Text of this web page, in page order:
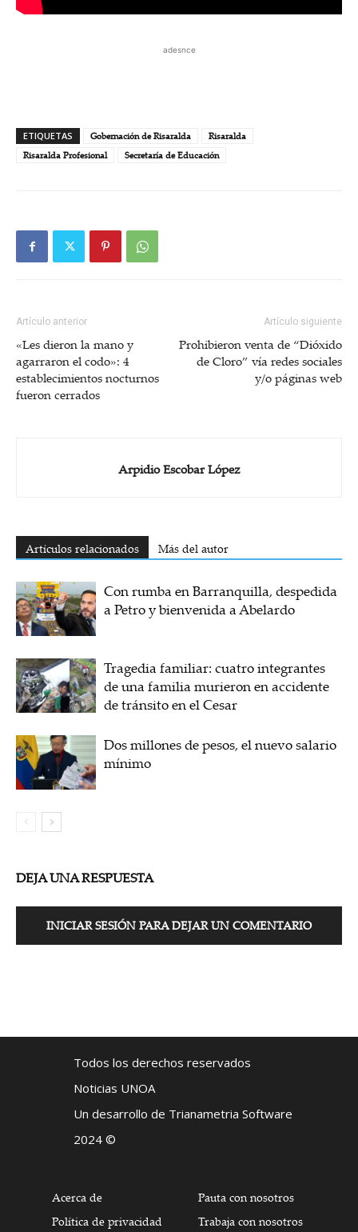
adesnce
ETIQUETAS Gobernación de Risaralda
Risaralda
Risaralda Profesional
Secretaría de Educación
Artículo anterior
«Les dieron la mano y
agarraron el codo»: 4
establecimientos nocturnos
fueron cerrados
Artículo siguiente
Prohibieron venta de “Dióxido
de Cloro” vía redes sociales
y/o páginas web
Arpidio Escobar López
Artículos relacionados Más del autor
Con rumba en Barranquilla, despedida
a Petro y bienvenida a Abelardo
Tragedia familiar: cuatro integrantes
de una familia murieron en accidente
de tránsito en el Cesar
Dos millones de pesos, el nuevo salario
mínimo
DEJA UNA RESPUESTA
INICIAR SESIÓN PARA DEJAR UN COMENTARIO
Todos los derechos reservados
Noticias UNOA
Un desarrollo de Trianametria Software
2024 ©
Acerca de
Política de privacidad
Pauta con nosotros
Trabaja con nosotros